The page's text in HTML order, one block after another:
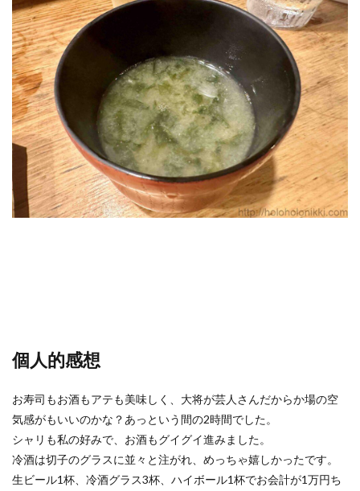
個人的感想
お寿司もお酒もアテも美味しく、大将が芸人さんだからか場の空
気感がもいいのかな？あっという間の2時間でした。
シャリも私の好みで、お酒もグイグイ進みました。
冷酒は切子のグラスに並々と注がれ、めっちゃ嬉しかったです。
生ビール1杯、冷酒グラス3杯、ハイボール1杯でお会計が1万円ち